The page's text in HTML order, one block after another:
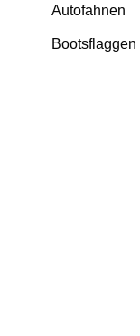
Autofahnen
Bootsflaggen